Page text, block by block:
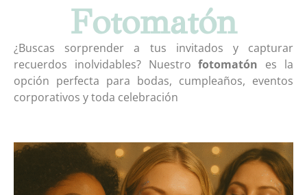
Fotomatón
¿Buscas sorprender a tus invitados y capturar
recuerdos inolvidables? Nuestrofotomatón es la
opción perfecta para bodas, cumpleaños, eventos
corporativos y toda celebración